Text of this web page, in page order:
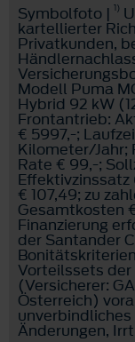
Symbolfoto | 1)
kartellierter
Privatkunden,
Modell Puma
Hybrid 92 kW
Frontantrieb:
€ 5997,-;
Kilometer/Jahr;
Rate € 99,-;
€ 107,49; zu
Gesamtkosten
Finanzierung
der Santander
Vorteilssets der
(Versicherer:
Österreich)
Änderungen,